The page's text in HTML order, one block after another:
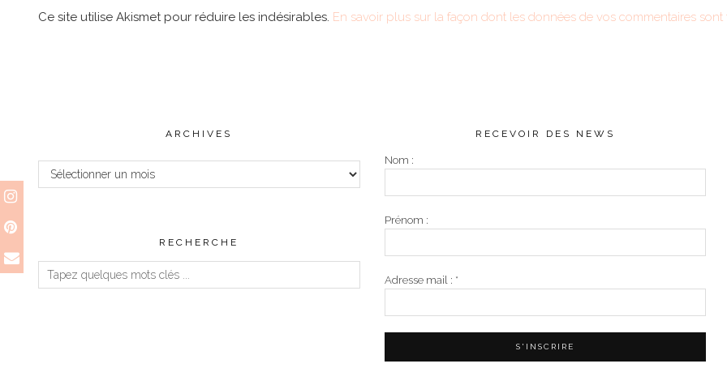
Ce site utilise Akismet pour réduire les indésirables. En savoir plus sur la façon dont les données de vos commentaires sont
ARCHIVES
Archives
RECHERCHE
RECEVOIR DES NEWS
Nom :
Prénom :
Adresse mail : *